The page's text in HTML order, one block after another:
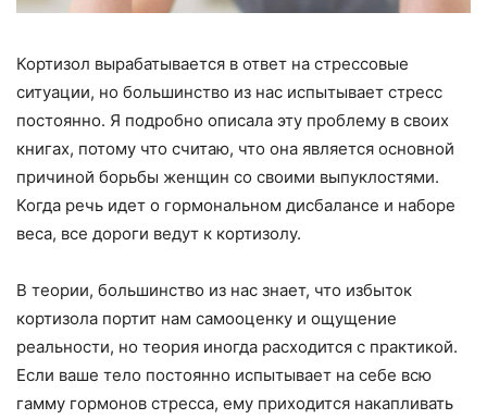
Кортизол вырабатывается в ответ на стрессовые
ситуации, но большинство из нас испытывает стресс
постоянно. Я подробно описала эту проблему в своих
книгах, потому что считаю, что она является основной
причиной борьбы женщин со своими выпуклостями.
Когда речь идет о гормональном дисбалансе и наборе
веса, все дороги ведут к кортизолу.
В теории, большинство из нас знает, что избыток
кортизола портит нам самооценку и ощущение
реальности, но теория иногда расходится с практикой.
Если ваше тело постоянно испытывает на себе всю
гамму гормонов стресса, ему приходится накапливать